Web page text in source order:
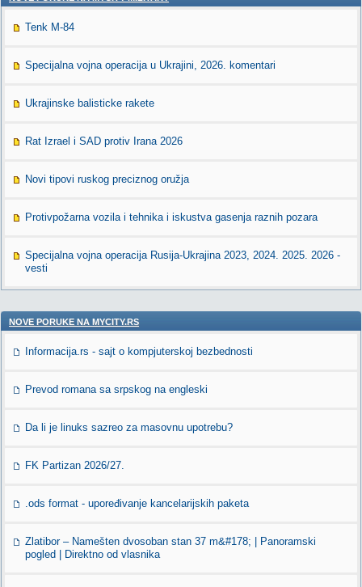
Tenk M-84
Specijalna vojna operacija u Ukrajini, 2026. komentari
Ukrajinske balisticke rakete
Rat Izrael i SAD protiv Irana 2026
Novi tipovi ruskog preciznog oružja
Protivpožarna vozila i tehnika i iskustva gasenja raznih pozara
Specijalna vojna operacija Rusija-Ukrajina 2023, 2024. 2025. 2026 -
vesti
NOVE PORUKE NA MYCITY.RS
Informacija.rs - sajt o kompjuterskoj bezbednosti
Prevod romana sa srpskog na engleski
Da li je linuks sazreo za masovnu upotrebu?
FK Partizan 2026/27.
.ods format - upoređivanje kancelarijskih paketa
Zlatibor – Namešten dvosoban stan 37 m&#178; | Panoramski
pogled | Direktno od vlasnika